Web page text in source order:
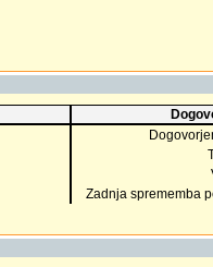
Zadnja sprememba